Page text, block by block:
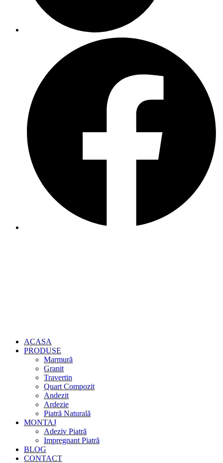
ACASA
PRODUSE
Marmură
Granit
Travertin
Quart Compozit
Andezit
Ardezie
Piatră Naturală
MONTAJ
Adeziv Piatră
Impregnant Piatră
BLOG
CONTACT